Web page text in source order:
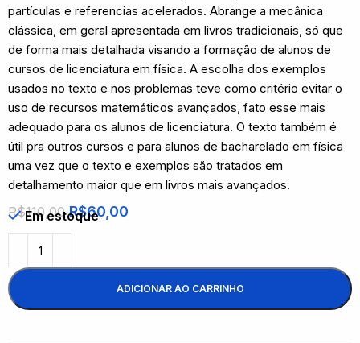
partículas e referencias acelerados. Abrange a mecânica
clássica, em geral apresentada em livros tradicionais, só que
de forma mais detalhada visando a formação de alunos de
cursos de licenciatura em física. A escolha dos exemplos
usados no texto e nos problemas teve como critério evitar o
uso de recursos matemáticos avançados, fato esse mais
adequado para os alunos de licenciatura. O texto também é
útil pra outros cursos e para alunos de bacharelado em física
uma vez que o texto e exemplos são tratados em
detalhamento maior que em livros mais avançados.
R$110,00 R$60,00
Em estoque
ADICIONAR AO CARRINHO